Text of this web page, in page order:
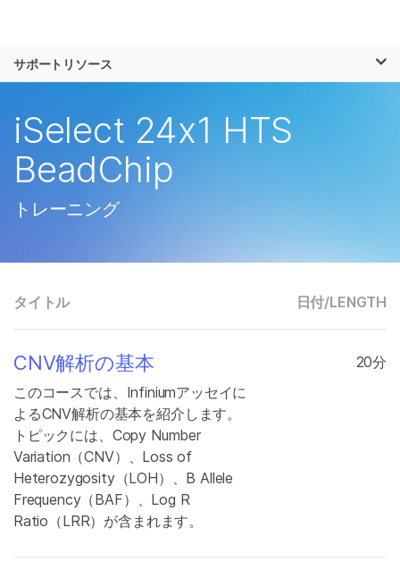
ソリューション
企業情報
サポート
サポートリソース
iSelect 24x1 HTS
BeadChip
トレーニング
タイトル 日付/LENGTH
CNV解析の基本
このコースでは、Infiniumアッセイに
よるCNV解析の基本を紹介します。
トピックには、Copy Number
Variation（CNV）、Loss of
Heterozygosity（LOH）、B Allele
Frequency（BAF）、Log R
Ratio（LRR）が含まれます。
20分
お気に入りの分野を選択すると、関連性の
高いコンテンツへのリンクが表示されます:
がん研究
微生物研究
農学研究
複雑な疾患
臨床オンコロジー
生殖医学